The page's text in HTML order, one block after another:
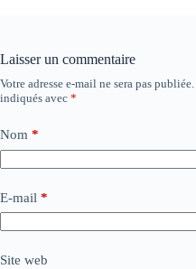
Laisser un commentaire
Votre adresse e-mail ne sera pas publiée.
indiqués avec *
Nom *
E-mail *
Site web